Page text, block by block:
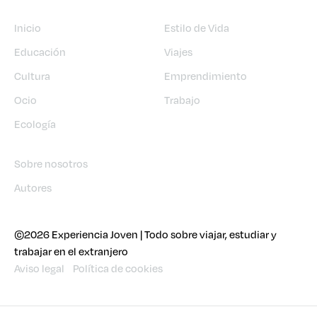
Inicio
Educación
Cultura
Ocio
Ecología
Estilo de Vida
Viajes
Emprendimiento
Trabajo
Sobre nosotros
Autores
©2026 Experiencia Joven | Todo sobre viajar, estudiar y
trabajar en el extranjero
Aviso legal
Política de cookies